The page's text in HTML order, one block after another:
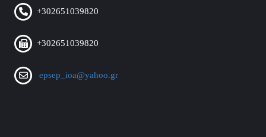
+302651039820
+302651039820
epsep_ioa@yahoo.gr